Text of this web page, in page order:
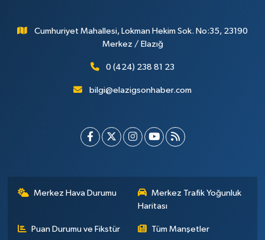
Cumhuriyet Mahallesi, Lokman Hekim Sok. No:35, 23190
Merkez / Elazığ
0 (424) 238 81 23
bilgi@elazigsonhaber.com
Merkez Hava Durumu
Merkez Trafik Yoğunluk
Haritası
Puan Durumu ve Fikstür Tüm Manşetler